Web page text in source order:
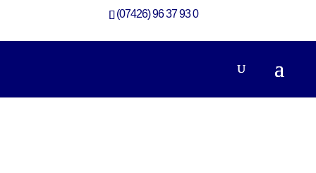
(07426) 96 37 93 0